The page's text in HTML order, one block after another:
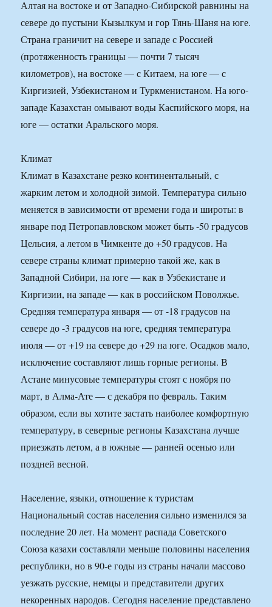
Алтая на востоке и от Западно-Сибирской равнины на
севере до пустыни Кызылкум и гор Тянь-Шаня на юге.
Страна граничит на севере и западе с Россией
(протяженность границы — почти 7 тысяч
километров), на востоке — с Китаем, на юге — с
Киргизией, Узбекистаном и Туркменистаном. На юго-
западе Казахстан омывают воды Каспийского моря, на
юге — остатки Аральского моря.
Климат
Климат в Казахстане резко континентальный, с
жарким летом и холодной зимой. Температура сильно
меняется в зависимости от времени года и широты: в
январе под Петропавловском может быть -50 градусов
Цельсия, а летом в Чимкенте до +50 градусов. На
севере страны климат примерно такой же, как в
Западной Сибири, на юге — как в Узбекистане и
Киргизии, на западе — как в российском Поволжье.
Средняя температура января — от -18 градусов на
севере до -3 градусов на юге, средняя температура
июля — от +19 на севере до +29 на юге. Осадков мало,
исключение составляют лишь горные регионы. В
Астане минусовые температуры стоят с ноября по
март, в Алма-Ате — с декабря по февраль. Таким
образом, если вы хотите застать наиболее комфортную
температуру, в северные регионы Казахстана лучше
приезжать летом, а в южные — ранней осенью или
поздней весной.
Наcеление, языки, отношение к туристам
Национальный состав населения сильно изменился за
последние 20 лет. На момент распада Советского
Союза казахи составляли меньше половины населения
республики, но в 90-е годы из страны начали массово
уезжать русские, немцы и представители других
некоренных народов. Сегодня население представлено